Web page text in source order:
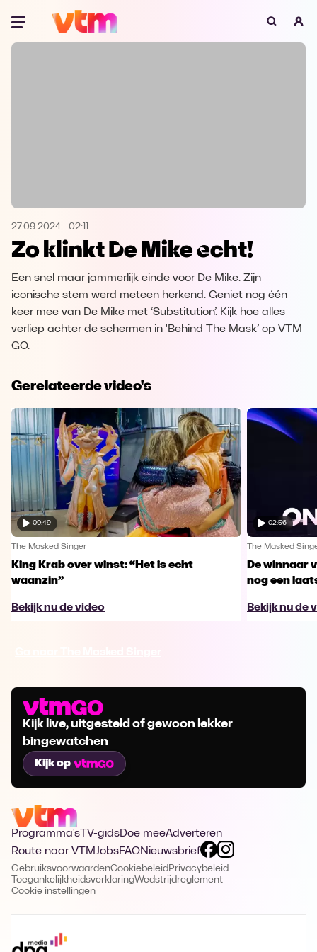
Oeps, browser niet ondersteund
Microsoft Edge Download
Opera Download
27.09.2024 - 02:11
Zo klinkt De Mike echt!
Een snel maar jammerlijk einde voor De Mike. Zijn
iconische stem werd meteen herkend. Geniet nog één
keer mee van De Mike met ‘Substitution’. Kijk hoe alles
verliep achter de schermen in 'Behind The Mask’ op VTM
GO.
Gerelateerde video's
00:49
The Masked Singer
King Krab over winst: “Het is echt
waanzin”
Bekijk nu de video
02:56
The Masked
De winnaar
nog een
Bekijk nu de
Kijk live, uitgesteld of gewoon lekker
bingewatchen
Kijk op
Programma's TV-gidsDoe meeAdverteren
Route naar VTMJobsFAQNieuwsbrief
GebruiksvoorwaardenCookiebeleid Privacybeleid
ToegankelijkheidsverklaringWedstrijdreglement
Cookie instellingen